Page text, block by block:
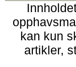
kan kun
artikler,